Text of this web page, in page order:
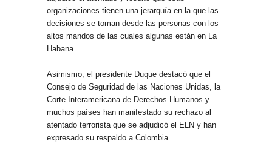
organizaciones tienen una jerarquía en la que las
decisiones se toman desde las personas con los
altos mandos de las cuales algunas están en La
Habana.
Asimismo, el presidente Duque destacó que el
Consejo de Seguridad de las Naciones Unidas, la
Corte Interamericana de Derechos Humanos y
muchos países han manifestado su rechazo al
atentado terrorista que se adjudicó el ELN y han
expresado su respaldo a Colombia.